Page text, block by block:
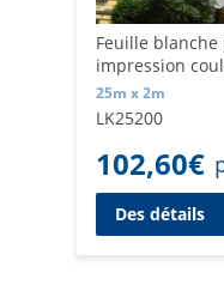
Feuille blanche
impression
25m x 2m
LK25200
102,60€
Des détails